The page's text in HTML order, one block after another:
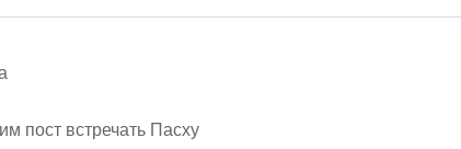
пост встречать Пасху